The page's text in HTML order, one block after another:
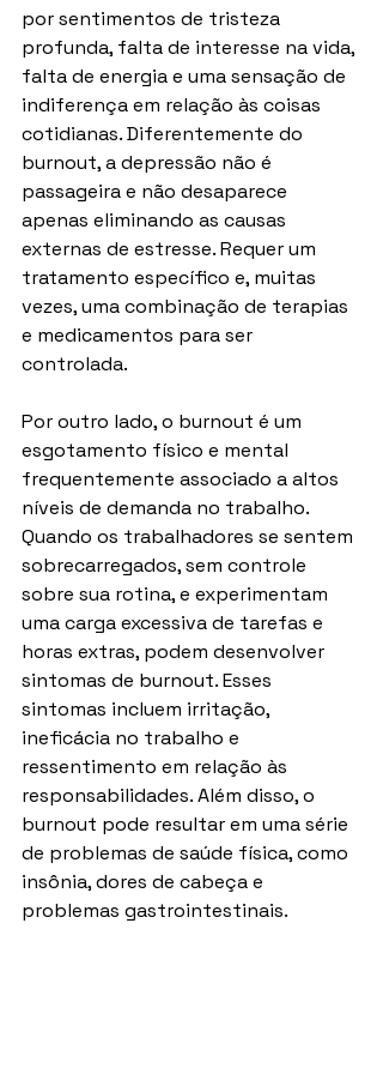
por sentimentos de tristeza
profunda, falta de interesse na vida,
falta de energia e uma sensação de
indiferença em relação às coisas
cotidianas. Diferentemente do
burnout, a depressão não é
passageira e não desaparece
apenas eliminando as causas
externas de estresse. Requer um
tratamento específico e, muitas
vezes, uma combinação de terapias
e medicamentos para ser
controlada.
Por outro lado, o burnout é um
esgotamento físico e mental
frequentemente associado a altos
níveis de demanda no trabalho.
Quando os trabalhadores se sentem
sobrecarregados, sem controle
sobre sua rotina, e experimentam
uma carga excessiva de tarefas e
horas extras, podem desenvolver
sintomas de burnout. Esses
sintomas incluem irritação,
ineficácia no trabalho e
ressentimento em relação às
responsabilidades. Além disso, o
burnout pode resultar em uma série
de problemas de saúde física, como
insônia, dores de cabeça e
problemas gastrointestinais.